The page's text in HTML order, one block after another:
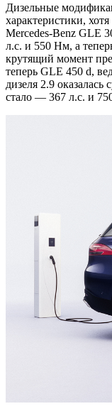
Дизельные
характеристики,
Mercedes-Benz GLE
л.с. и 550 Нм, а
крутящий момент
теперь GLE 450 d,
дизеля 2.9
стало — 367 л.с. и